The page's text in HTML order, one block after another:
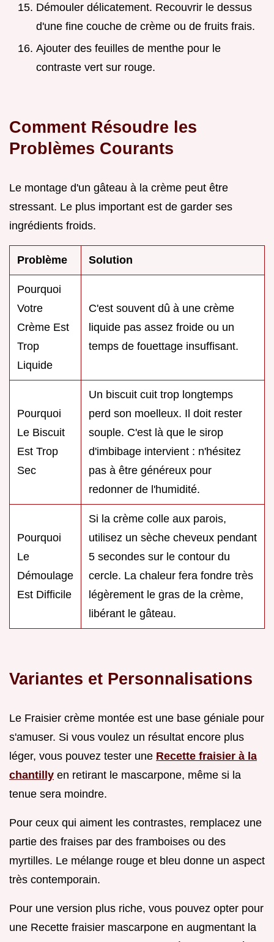
Démouler délicatement. Recouvrir le dessus
d'une fine couche de crème ou de fruits frais.
Ajouter des feuilles de menthe pour le
contraste vert sur rouge.
Comment Résoudre les
Problèmes Courants
Le montage d'un gâteau à la crème peut être
stressant. Le plus important est de garder ses
ingrédients froids.
Problème Solution
Pourquoi
Votre
Crème Est
Trop
Liquide
C'est souvent dû à une crème
liquide pas assez froide ou un
temps de fouettage insuffisant.
Pourquoi
Le Biscuit
Est Trop
Sec
Un biscuit cuit trop longtemps
perd son moelleux. Il doit rester
souple. C'est là que le sirop
d'imbibage intervient : n'hésitez
pas à être généreux pour
redonner de l'humidité.
Pourquoi
Le
Démoulage
Est Difficile
Si la crème colle aux parois,
utilisez un sèche cheveux pendant
5 secondes sur le contour du
cercle. La chaleur fera fondre très
légèrement le gras de la crème,
libérant le gâteau.
Variantes et Personnalisations
Le Fraisier crème montée est une base géniale pour
s'amuser. Si vous voulez un résultat encore plus
léger, vous pouvez tester une Recette fraisier à la
chantilly en retirant le mascarpone, même si la
tenue sera moindre.
Pour ceux qui aiment les contrastes, remplacez une
partie des fraises par des framboises ou des
myrtilles. Le mélange rouge et bleu donne un aspect
très contemporain.
Pour une version plus riche, vous pouvez opter pour
une Recette fraisier mascarpone en augmentant la